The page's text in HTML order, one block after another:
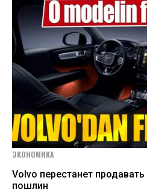
ЭКОНОМИКА
Volvo перестанет
пошлин